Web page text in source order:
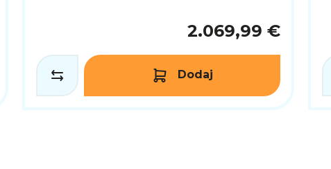
2.069,99 €
Dodaj